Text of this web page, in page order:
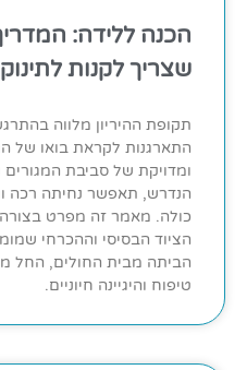
הכנה ללידה:
שצריך לקנות
תקופת ההיריון מלווה
התארגנות לקראת בואו של
ומדויקת של סביבת
הנדרש, תאפשר נחיתה רכה
כולה. מאמר זה מפרט
הציוד הבסיסי וההכרחי
הביתה מבית החולים, החל
טיפוח והיגיינה חיוניים.